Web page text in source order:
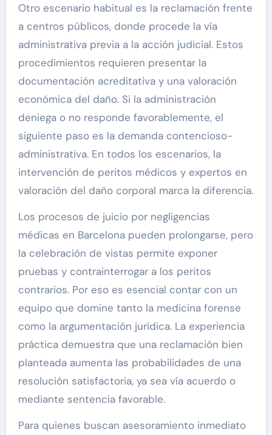
Otro escenario habitual es la reclamación frente
a centros públicos, donde procede la vía
administrativa previa a la acción judicial. Estos
procedimientos requieren presentar la
documentación acreditativa y una valoración
económica del daño. Si la administración
deniega o no responde favorablemente, el
siguiente paso es la demanda contencioso-
administrativa. En todos los escenarios, la
intervención de peritos médicos y expertos en
valoración del daño corporal marca la diferencia.
Los procesos de juicio por negligencias
médicas en Barcelona pueden prolongarse, pero
la celebración de vistas permite exponer
pruebas y contrainterrogar a los peritos
contrarios. Por eso es esencial contar con un
equipo que domine tanto la medicina forense
como la argumentación jurídica. La experiencia
práctica demuestra que una reclamación bien
planteada aumenta las probabilidades de una
resolución satisfactoria, ya sea vía acuerdo o
mediante sentencia favorable.
Para quienes buscan asesoramiento inmediato